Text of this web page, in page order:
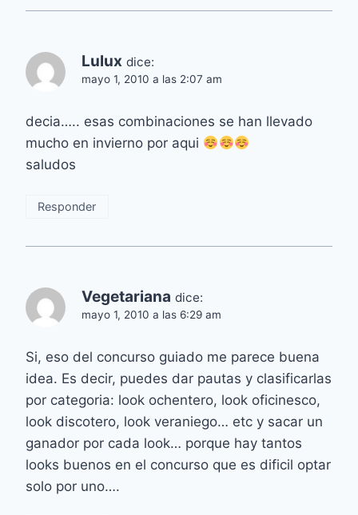
Lulux dice:
mayo 1, 2010 a las 2:07 am
decia….. esas combinaciones se han llevado
mucho en invierno por aqui
saludos
Responder
Vegetariana dice:
mayo 1, 2010 a las 6:29 am
Si, eso del concurso guiado me parece buena
idea. Es decir, puedes dar pautas y clasificarlas
por categoria: look ochentero, look oficinesco,
look discotero, look veraniego… etc y sacar un
ganador por cada look… porque hay tantos
looks buenos en el concurso que es dificil optar
solo por uno….